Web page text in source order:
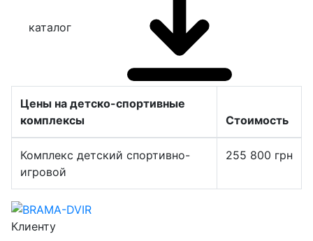
каталог
Цены на детско-спортивные
комплексы
Стоимость
Комплекс детский спортивно-
игровой
255 800 грн
Клиенту